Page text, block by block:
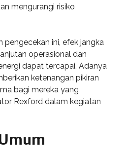
mengurangi risiko
pengecekan ini, efek jangka
operasional dan
dapat tercapai. Adanya
ketenangan pikiran
bagi mereka yang
Rexford dalam kegiatan